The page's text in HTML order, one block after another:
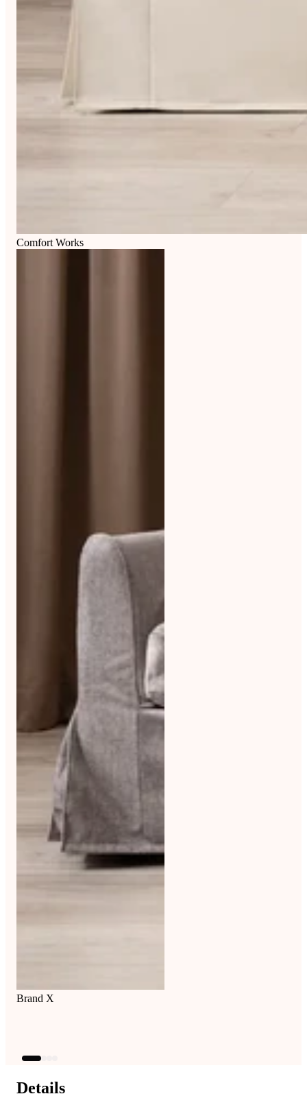
Comfort Works
Brand X
Details